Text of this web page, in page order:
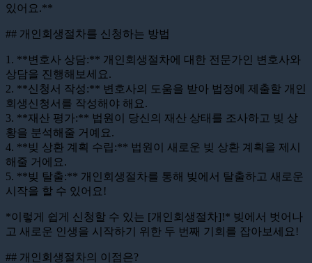
있어요.**
## 개인회생절차를 신청하는 방법
1. **변호사 상담:** 개인회생절차에 대한 전문가인 변호사와
상담을 진행해보세요.
2. **신청서 작성:** 변호사의 도움을 받아 법정에 제출할 개인
회생신청서를 작성해야 해요.
3. **재산 평가:** 법원이 당신의 재산 상태를 조사하고 빚 상
황을 분석해줄 거예요.
4. **빚 상환 계획 수립:** 법원이 새로운 빚 상환 계획을 제시
해줄 거에요.
5. **빚 탈출:** 개인회생절차를 통해 빚에서 탈출하고 새로운
시작을 할 수 있어요!
*이렇게 쉽게 신청할 수 있는 [개인회생절차]!* 빚에서 벗어나
고 새로운 인생을 시작하기 위한 두 번째 기회를 잡아보세요!
## 개인회생절차의 이점은?